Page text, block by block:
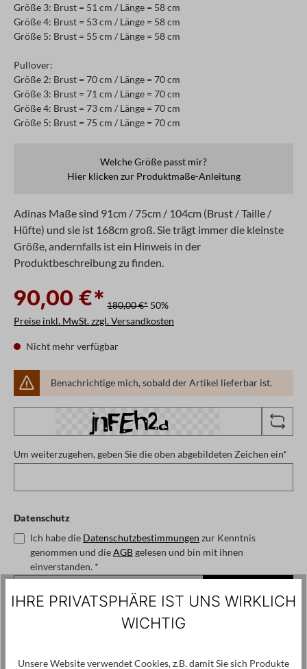
Größe 3: Brust = 51 cm / Länge = 58 cm
Größe 4: Brust = 53 cm / Länge = 58 cm
Größe 5: Brust = 55 cm / Länge = 58 cm
Pullover:
Größe 2: Brust = 70 cm / Länge = 70 cm
Größe 3: Brust = 71 cm / Länge = 70 cm
Größe 4: Brust = 73 cm / Länge = 70 cm
Größe 5: Brust = 75 cm / Länge = 70 cm
Welche Größe passt mir?
Hier klicken zur Produktmaße-Anleitung
Adinas Maße sind 91cm / 75cm / 104cm (Brust / Taille /
Hüfte) und sie ist 168cm groß. Sie trägt immer die kleinste
Größe, andernfalls ist ein Hinweis in der
Produktbeschreibung zu finden.
90,00 €* 180,00 €* 50%
Preise inkl. MwSt. zzgl. Versandkosten
Nicht mehr verfügbar
Benachrichtige mich, sobald der Artikel lieferbar ist.
Um weiterzugehen, geben Sie die oben abgebildeten Zeichen ein*
Datenschutz
Ich habe die Datenschutzbestimmungen zur Kenntnis
genommen und dieAGBgelesen und bin mit ihnen
einverstanden. *
IHRE PRIVATSPHÄRE IST UNS WIRKLICH
WICHTIG
Unsere Website verwendet Cookies, z.B. damit Sie sich Produkte